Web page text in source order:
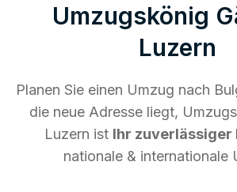
Umzugskönig
Luzern
Planen Sie einen Umzug nach
die neue Adresse liegt,
Luzern ist Ihr zuverlässiger
nationale & internationale